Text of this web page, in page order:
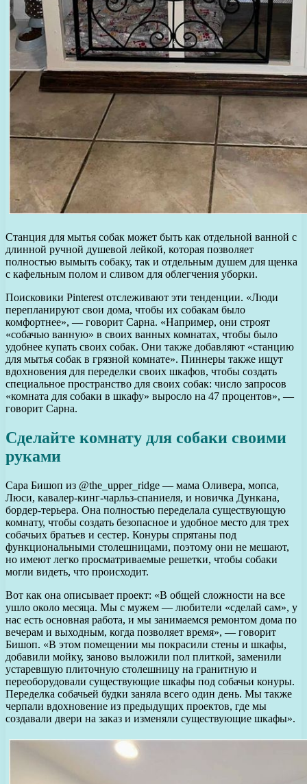
Станция для мытья собак может быть как отдельной ванной с
длинной ручной душевой лейкой, которая позволяет
полностью вымыть собаку, так и отдельным душем для щенка
с кафельным полом и сливом для облегчения уборки.
Поисковики Pinterest отслеживают эти тенденции. «Люди
перепланируют свои дома, чтобы их собакам было
комфортнее», — говорит Сарна. «Например, они строят
«собачью ванную» в своих ванных комнатах, чтобы было
удобнее купать своих собак. Они также добавляют «станцию
для мытья собак в грязной комнате». Пиннеры также ищут
вдохновения для переделки своих шкафов, чтобы создать
специальное пространство для своих собак: число запросов
«комната для собаки в шкафу» выросло на 47 процентов», —
говорит Сарна.
Сделайте комнату для собаки своими
руками
Сара Бишоп из @the_upper_ridge — мама Оливера, мопса,
Люси, кавалер-кинг-чарльз-спаниеля, и новичка Дункана,
бордер-терьера. Она полностью переделала существующую
комнату, чтобы создать безопасное и удобное место для трех
собачьих братьев и сестер. Конуры спрятаны под
функциональными столешницами, поэтому они не мешают,
но имеют легко просматриваемые решетки, чтобы собаки
могли видеть, что происходит.
Вот как она описывает проект: «В общей сложности на все
ушло около месяца. Мы с мужем — любители «сделай сам», у
нас есть основная работа, и мы занимаемся ремонтом дома по
вечерам и выходным, когда позволяет время», — говорит
Бишоп. «В этом помещении мы покрасили стены и шкафы,
добавили мойку, заново выложили пол плиткой, заменили
устаревшую плиточную столешницу на гранитную и
переоборудовали существующие шкафы под собачьи конуры.
Переделка собачьей будки заняла всего один день. Мы также
черпали вдохновение из предыдущих проектов, где мы
создавали двери на заказ и изменяли существующие шкафы».